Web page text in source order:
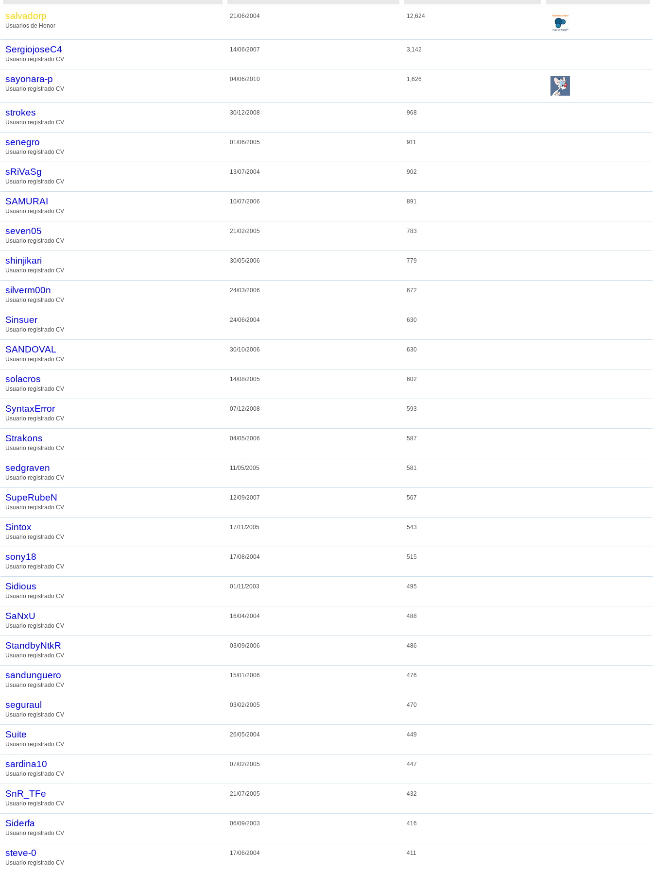
salvadorp
Usuarios de Honor
21/06/2004 12,624
SergiojoseC4
Usuario registrado CV
14/06/2007 3,142
sayonara-p
Usuario registrado CV
04/06/2010 1,626
strokes
Usuario registrado CV
30/12/2008 968
senegro
Usuario registrado CV
01/06/2005 911
sRiVaSg
Usuario registrado CV
13/07/2004 902
SAMURAI
Usuario registrado CV
10/07/2006 891
seven05
Usuario registrado CV
21/02/2005 783
shinjikari
Usuario registrado CV
30/05/2006 779
silverm00n
Usuario registrado CV
24/03/2006 672
Sinsuer
Usuario registrado CV
24/06/2004 630
SANDOVAL
Usuario registrado CV
30/10/2006 630
solacros
Usuario registrado CV
14/08/2005 602
SyntaxError
Usuario registrado CV
07/12/2008 593
Strakons
Usuario registrado CV
04/05/2006 587
sedgraven
Usuario registrado CV
11/05/2005 581
SupeRubeN
Usuario registrado CV
12/09/2007 567
Sintox
Usuario registrado CV
17/11/2005 543
sony18
Usuario registrado CV
17/08/2004 515
Sidious
Usuario registrado CV
01/11/2003 495
SaNxU
Usuario registrado CV
16/04/2004 488
StandbyNtkR
Usuario registrado CV
03/09/2006 486
sandunguero
Usuario registrado CV
15/01/2006 476
seguraul
Usuario registrado CV
03/02/2005 470
Suite
Usuario registrado CV
26/05/2004 449
sardina10
Usuario registrado CV
07/02/2005 447
SnR_TFe
Usuario registrado CV
21/07/2005 432
Siderfa
Usuario registrado CV
06/09/2003 416
steve-0
Usuario registrado CV
17/06/2004 411